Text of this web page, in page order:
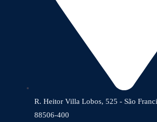
R. Heitor Villa Lobos, 525 - São
88506-400